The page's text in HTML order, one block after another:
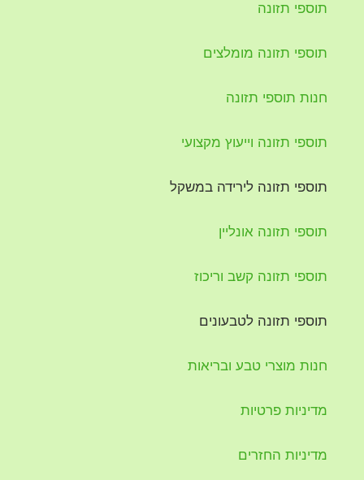
תוספי תזונה
תוספי תזונה מומלצים
חנות תוספי תזונה
תוספי תזונה וייעוץ מקצועי
תוספי תזונה לירידה במשקל
תוספי תזונה אונליין
תוספי תזונה קשב וריכוז
תוספי תזונה לטבעונים
חנות מוצרי טבע ובריאות
מדיניות פרטיות
מדיניות החזרים